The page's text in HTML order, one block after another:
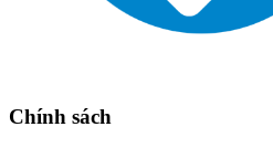
Chính sách